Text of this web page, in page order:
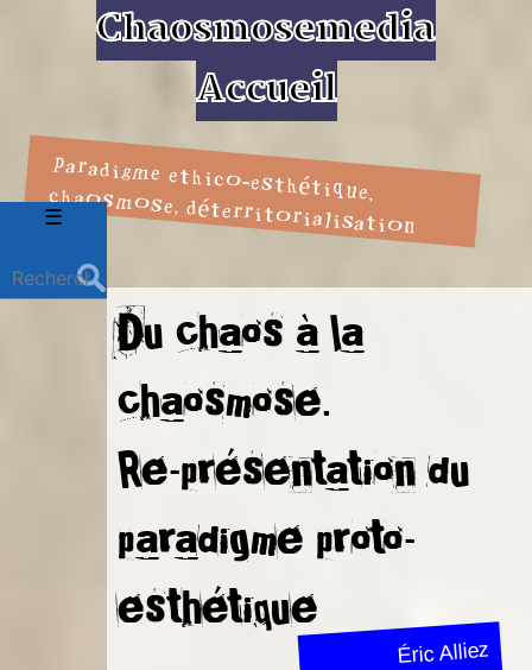
Chaosmosemedia
Accueil
☰Menu
Rechercher :
paradigme ethico-esthétique,
chaosmose, déterritorialisation
Du chaos à la
chaosmose.
Re-présentation du
paradigme proto-
esthétique
Éric Alliez